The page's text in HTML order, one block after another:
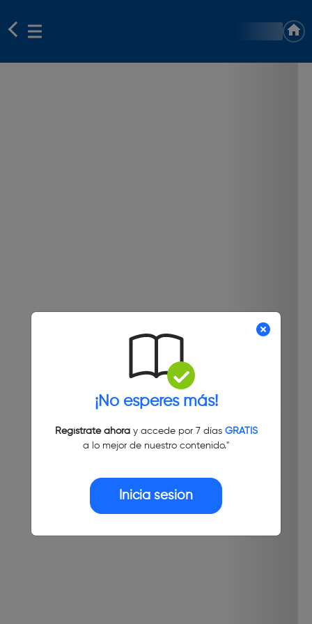
¡No esperes más!
Regístrate ahoray accede por 7 días GRATIS
a lo mejor de nuestro contenido."
Inicia sesión